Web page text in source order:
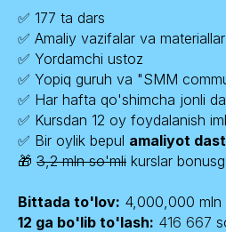
✅ 177 ta dars
✅ Amaliy vazifalar va materiallar
✅ Yordamchi ustoz
✅ Yopiq guruh va "SMM
✅ Har hafta qo'shimcha jonli
✅ Kursdan 12 oy foydalanish
✅ Bir oylik bepul amaliyot
🎁 3,2 mln so'mli kurslar
Bittada to'lov: 4,000,000 mln
12 ga bo'lib to'lash: 416 667